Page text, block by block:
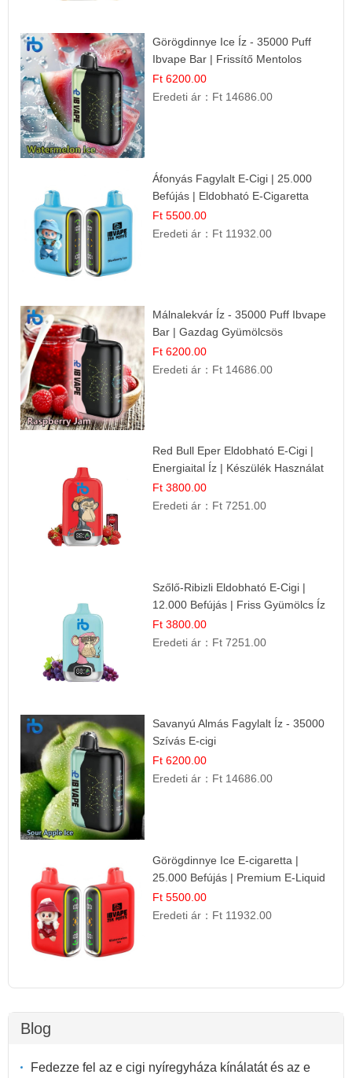
Görögdinnye Ice Íz - 35000 Puff
Ibvape Bar | Frissítő Mentolos
Élmény!
Ft 6200.00
Eredeti ár： Ft 14686.00
Áfonyás Fagylalt E-Cigi | 25.000
Befújás | Eldobható E-Cigaretta
Ft 5500.00
Eredeti ár： Ft 11932.00
Málnalekvár Íz - 35000 Puff Ibvape
Bar | Gazdag Gyümölcsös
Ízélmény!
Ft 6200.00
Eredeti ár： Ft 14686.00
Red Bull Eper Eldobható E-Cigi |
Energiaital Íz | Készülék Használat
Ft 3800.00
Eredeti ár： Ft 7251.00
Szőlő-Ribizli Eldobható E-Cigi |
12.000 Befújás | Friss Gyümölcs Íz
Ft 3800.00
Eredeti ár： Ft 7251.00
Savanyú Almás Fagylalt Íz - 35000
Szívás E-cigi
Ft 6200.00
Eredeti ár： Ft 14686.00
Görögdinnye Ice E-cigaretta |
25.000 Befújás | Premium E-Liquid
Ft 5500.00
Eredeti ár： Ft 11932.00
Blog
Fedezze fel az e cigi nyíregyháza kínálatát és az e